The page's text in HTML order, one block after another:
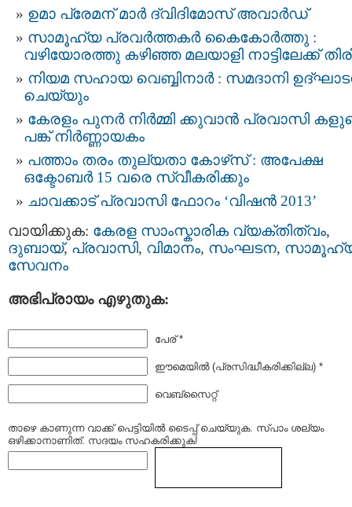
ഉമാ പ്രേമന് മാർ ദ്വിദിമോസ് അവാർഡ്
സാമൂഹ്യ പ്രവർത്തകർ കൈകോർത്തു :
വഴിയോരത്തു കഴിഞ്ഞ മലയാളി നാട്ടിലേക്ക്
നിയമ സഹായ വെബ്ബിനാർ : സമദാനി
ചെയ്യും
കേരളം പുനർ നിർമ്മി ക്കുവാന്‍ പ്രവാസി
പങ്ക് നിർണ്ണായകം
പത്താം തരം തുല്യതാ കോഴ്‌സ് : അപേക്ഷ
ഒക്ടോബര്‍ 15 വരെ സ്വീകരിക്കും
ചാവക്കാട് പ്രവാസി ഫോറം ‘വിഷൻ 2013’
വായിക്കുക: കേരള സാംസ്കാരിക വ്യക്തിത്വം,
ദുബായ്‌, പ്രവാസി, വിമാനം, സംഘടന,
സേവനം
അഭിപ്രായം എഴുതുക:
പേര് *
ഈമെയില്‍ (പ്രസിദ്ധീകരിക്കില്ല) *
വെബ്സൈറ്റ്
താഴെ കാണുന്ന വാക്ക് പെട്ടിയില്‍ ടൈപ്പ്‌ ചെയ്യുക. സ്പാം ശല്യം
ഒഴിക്കാനാണിത്. സദയം സഹകരിക്കുക!